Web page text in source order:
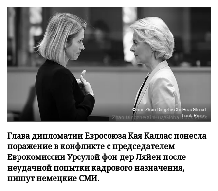
Фото: Zhao Dingzhe/XinHua/Global
Look Press
Глава дипломатии Евросоюза Кая Каллас понесла
поражение в конфликте с председателем
Еврокомиссии Урсулой фон дер Ляйен после
неудачной попытки кадрового назначения,
пишут немецкие СМИ.